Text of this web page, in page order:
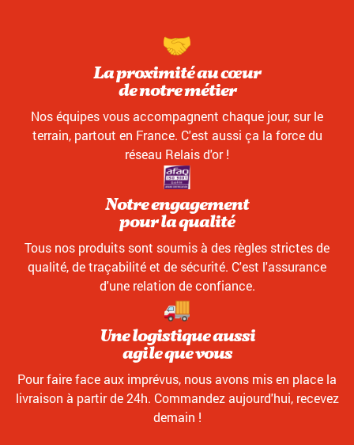
La proximité au cœur
de notre métier
Nos équipes vous accompagnent chaque jour, sur le
terrain, partout en France. C'est aussi ça la force du
réseau Relais d'or !
Notre engagement
pour la qualité
Tous nos produits sont soumis à des règles strictes de
qualité, de traçabilité et de sécurité. C'est l'assurance
d'une relation de confiance.
Une logistique aussi
agile que vous
Pour faire face aux imprévus, nous avons mis en place la
livraison à partir de 24h. Commandez aujourd'hui, recevez
demain !